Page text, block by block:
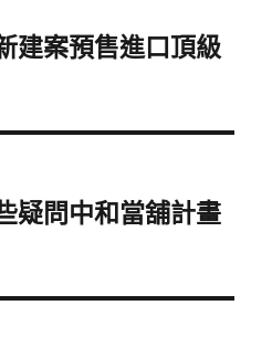
建案預售進口頂級
疑問中和當舖計畫